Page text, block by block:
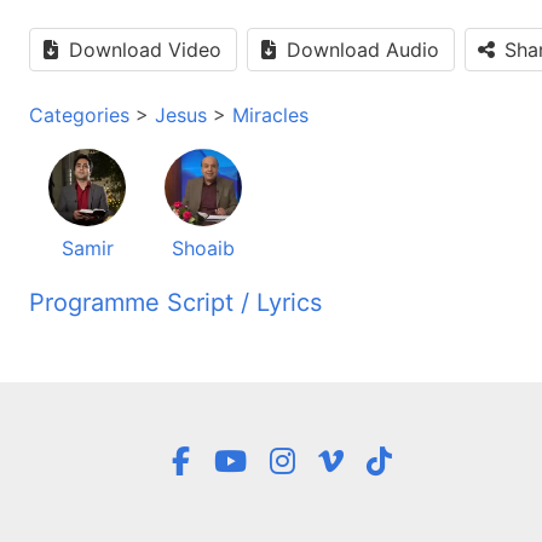
Download Video Download Audio
Categories > Jesus > Miracles
Samir Shoaib
Programme Script / Lyrics
هفته گذاشته با ما تماس گرفتین، از طریق پیام، کارکنائی
دعا داشته باشین یا سوال داشته باشین، انتقاد، نظر،